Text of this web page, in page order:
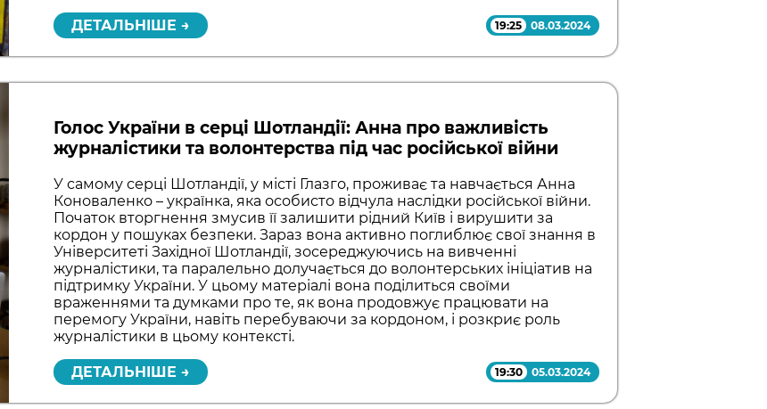
ДЕТАЛЬНІШЕ → 19:25 08.03.2024
Голос України в серці Шотландії: Анна про важливість
журналістики та волонтерства під час російської війни
У самому серці Шотландії, у місті Глазго, проживає та навчається Анна
Коноваленко – українка, яка особисто відчула наслідки російської війни.
Початок вторгнення змусив її залишити рідний Київ і вирушити за
кордон у пошуках безпеки. Зараз вона активно поглиблює свої знання в
Університеті Західної Шотландії, зосереджуючись на вивченні
журналістики, та паралельно долучається до волонтерських ініціатив на
підтримку України. У цьому матеріалі вона поділиться своїми
враженнями та думками про те, як вона продовжує працювати на
перемогу України, навіть перебуваючи за кордоном, і розкриє роль
журналістики в цьому контексті.
ДЕТАЛЬНІШЕ → 19:30 05.03.2024